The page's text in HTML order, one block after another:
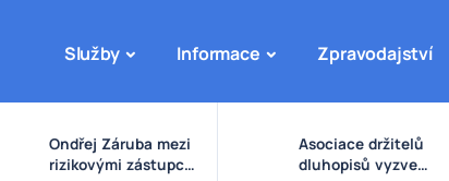
Služby Informace Zpravodajství
Ondřej Záruba mezi
rizikovými zástupci:
Asociace držitelů
dluhopisů vyzve